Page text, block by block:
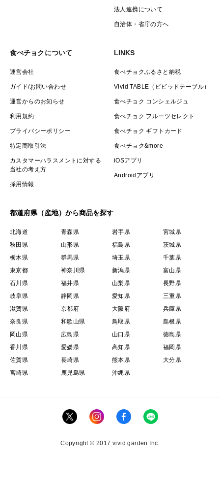
法人連携について
自治体・省庁の方へ
食べチョクについて
運営会社
ガイド/お問い合わせ
運営からのお知らせ
利用規約
プライバシーポリシー
特定商取引法
カスタマーハラスメントに対する
当社の考え方
採用情報
LINKS
食べチョクふるさと納税
Vivid TABLE（ビビッドテーブル）
食べチョク コンシェルジュ
食べチョク フルーツセレクト
食べチョク ギフトカード
食べチョク&more
iOSアプリ
Androidアプリ
都道府県（産地）から商品を探す
北海道 青森県 岩手県
宮城県
秋田県
山形県 福島県
茨城県
栃木県
群馬県 埼玉県
千葉県
東京都
神奈川県 新潟県
富山県
石川県
福井県 山梨県
長野県
岐阜県
静岡県 愛知県
三重県
滋賀県
京都府 大阪府
兵庫県
奈良県
和歌山県 鳥取県
島根県
岡山県
広島県 山口県
徳島県
香川県
愛媛県 高知県
福岡県
佐賀県
長崎県 熊本県
大分県
宮崎県
鹿児島県 沖縄県
Copyright © 2017 vivid garden Inc.